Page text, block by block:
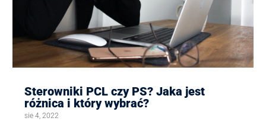
Sterowniki PCL czy PS? Jaka jest
różnica i który wybrać?
sie 4, 2022